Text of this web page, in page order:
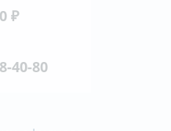
₽
40-80